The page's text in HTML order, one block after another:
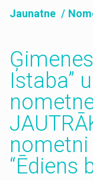
Jaunatne
Istaba”
“Ēdiens